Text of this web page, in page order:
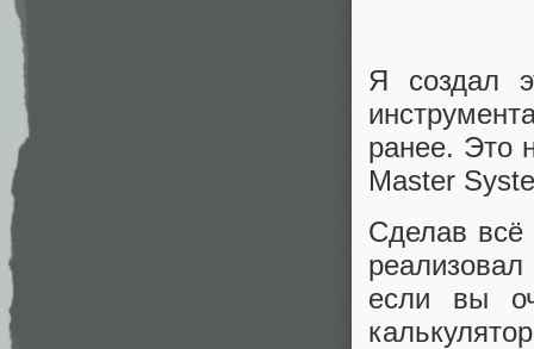
Я создал
ранее. Это
Master
Сделав всё
если вы